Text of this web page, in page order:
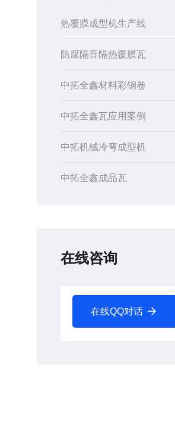
热覆膜成型机生产线
防腐隔音隔热覆膜瓦
中拓全鑫材料彩钢卷
中拓全鑫瓦应用案例
中拓机械冷弯成型机
中拓全鑫成品瓦
在线咨询
在线QQ对话